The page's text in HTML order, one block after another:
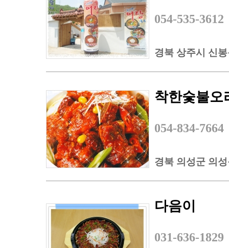
054-535-3612
경북 상주시 신
착한숯불오
054-834-7664
경북 의성군 의
다음이
031-636-1829